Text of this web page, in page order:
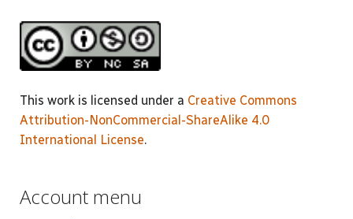
This work is licensed under a Creative Commons
Attribution-NonCommercial-ShareAlike 4.0
International License.
Account menu